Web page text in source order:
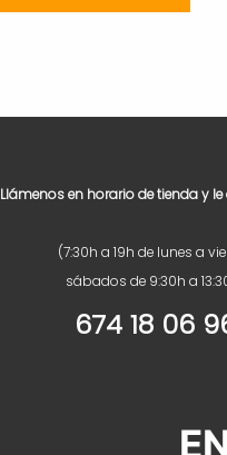
Llámenos en horario de tienda y
(7:30h a 19h de lunes a
sábados de 9:30h a
674 18 06